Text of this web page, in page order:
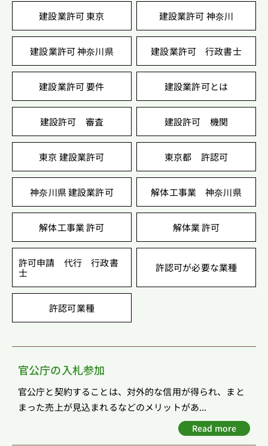
建設業許可 東京 建設業許可 神奈川
建設業許可 神奈川県 建設業許可 行政書士
建設業許可 要件 建設業許可とは
建設許可 審査 建設許可 機関
東京 建設業許可 東京都 許認可
神奈川県 建設業許可 解体工事業 神奈川県
解体工事業 許可 解体業 許可
許可申請 代行 行政書
士
許認可が必要な業種
許認可業種
官公庁の入札参加
官公庁と契約することは、対外的な信用が得られ、まと
まった売上が見込まれるなどのメリットがあ...
Read more